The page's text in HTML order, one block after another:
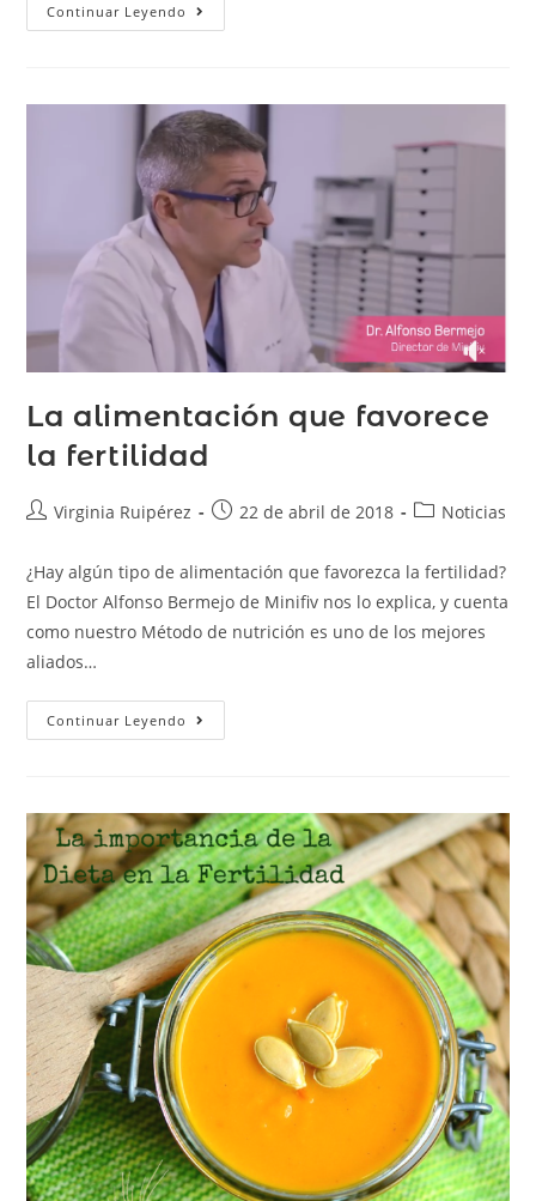
Continuar Leyendo
La alimentación que favorece
la fertilidad
Virginia Ruipérez 22 de abril de 2018 Noticias
¿Hay algún tipo de alimentación que favorezca la fertilidad?
El Doctor Alfonso Bermejo de Minifiv nos lo explica, y cuenta
como nuestro Método de nutrición es uno de los mejores
aliados…
Continuar Leyendo